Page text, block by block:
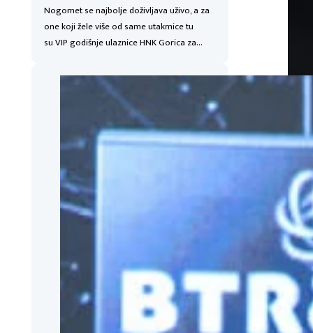
Nogomet se najbolje doživljava uživo, a za
one koji žele više od same utakmice tu
su VIP godišnje ulaznice HNK Gorica za…